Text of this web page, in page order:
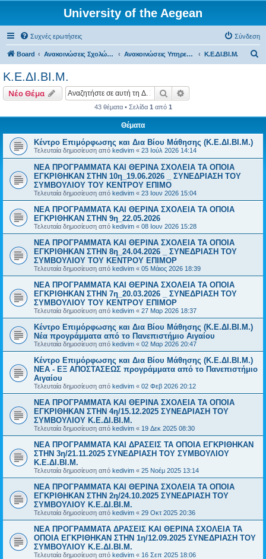
University of the Aegean
Συχνές ερωτήσεις Σύνδεση
Board Ανακοινώσεις Σχολών, Τμημάτων, Συλλόγων & Υπηρεσιών Ανακοινώσεις Υπηρεσιών Κ.Ε.ΔΙ.ΒΙ.Μ.
Κ.Ε.ΔΙ.ΒΙ.Μ.
Νέο Θέμα Αναζήτηση
43 θέματα • Σελίδα 1 από 1
Θέματα
Κέντρο Επιμόρφωσης και Δια Βίου Μάθησης (Κ.Ε.ΔΙ.ΒΙ.Μ.)
Τελευταία δημοσίευση από kedivim « 23 Ιούλ 2026 14:14
NEA ΠΡΟΓΡΑΜΜΑΤΑ ΚΑΙ ΘΕΡΙΝΑ ΣΧΟΛΕΙΑ ΤΑ ΟΠΟΙΑ
ΕΓΚΡΙΘΗΚΑΝ ΣΤΗΝ 10η_19.06.2026 _ ΣΥΝΕΔΡΙΑΣΗ ΤΟΥ
ΣΥΜΒΟΥΛΙΟΥ ΤΟΥ ΚΕΝΤΡΟΥ ΕΠΙΜΟ
Τελευταία δημοσίευση από kedivim « 23 Ιουν 2026 15:04
NEΑ ΠΡΟΓΡΑΜΜΑΤΑ ΚΑΙ ΘΕΡΙΝΑ ΣΧΟΛΕΙΑ ΤΑ ΟΠΟΙΑ
ΕΓΚΡΙΘΗΚΑΝ ΣΤΗΝ 9η_22.05.2026
Τελευταία δημοσίευση από kedivim « 08 Ιουν 2026 15:28
NEA ΠΡΟΓΡΑΜΜΑΤΑ ΚΑΙ ΘΕΡΙΝΑ ΣΧΟΛΕΙΑ ΤΑ ΟΠΟΙΑ
ΕΓΚΡΙΘΗΚΑΝ ΣΤΗΝ 8η_24.04.2026 _ ΣΥΝΕΔΡΙΑΣΗ ΤΟΥ
ΣΥΜΒΟΥΛΙΟΥ ΤΟΥ ΚΕΝΤΡΟΥ ΕΠΙΜΟΡ
Τελευταία δημοσίευση από kedivim « 05 Μάιος 2026 18:39
NEA ΠΡΟΓΡΑΜΜΑΤΑ ΚΑΙ ΘΕΡΙΝΑ ΣΧΟΛΕΙΑ ΤΑ ΟΠΟΙΑ
ΕΓΚΡΙΘΗΚΑΝ ΣΤΗΝ 7η_20.03.2026 _ ΣΥΝΕΔΡΙΑΣΗ ΤΟΥ
ΣΥΜΒΟΥΛΙΟΥ ΤΟΥ ΚΕΝΤΡΟΥ ΕΠΙΜΟΡ
Τελευταία δημοσίευση από kedivim « 27 Μαρ 2026 18:37
Κέντρο Επιμόρφωσης και Δια Βίου Μάθησης (Κ.Ε.ΔΙ.ΒΙ.Μ.)
Νέα προγράμματα από το Πανεπιστήμιο Αιγαίου
Τελευταία δημοσίευση από kedivim « 02 Μαρ 2026 20:47
Κέντρο Επιμόρφωσης και Δια Βίου Μάθησης (Κ.Ε.ΔΙ.ΒΙ.Μ.)
ΝΕΑ - ΕΞ ΑΠΟΣΤΑΣΕΩΣ προγράμματα από το Πανεπιστήμιο
Αιγαίου
Τελευταία δημοσίευση από kedivim « 02 Φεβ 2026 20:12
NEΑ ΠΡΟΓΡΑΜΜΑΤΑ ΚΑΙ ΘΕΡΙΝΑ ΣΧΟΛΕΙΑ ΤΑ ΟΠΟΙΑ
ΕΓΚΡΙΘΗΚΑΝ ΣΤΗΝ 4η/15.12.2025 ΣΥΝΕΔΡΙΑΣΗ ΤΟΥ
ΣΥΜΒΟΥΛΙΟΥ Κ.Ε.ΔΙ.ΒΙ.Μ.
Τελευταία δημοσίευση από kedivim « 19 Δεκ 2025 08:30
NEΑ ΠΡΟΓΡΑΜΜΑΤΑ ΚΑΙ ΔΡΑΣΕΙΣ ΤΑ ΟΠΟΙΑ ΕΓΚΡΙΘΗΚΑΝ
ΣΤΗΝ 3η/21.11.2025 ΣΥΝΕΔΡΙΑΣΗ ΤΟΥ ΣΥΜΒΟΥΛΙΟΥ
Κ.Ε.ΔΙ.ΒΙ.Μ.
Τελευταία δημοσίευση από kedivim « 25 Νοέμ 2025 13:14
NEΑ ΠΡΟΓΡΑΜΜΑΤΑ ΚΑΙ ΘΕΡΙΝΑ ΣΧΟΛΕΙΑ ΤΑ ΟΠΟΙΑ
ΕΓΚΡΙΘΗΚΑΝ ΣΤΗΝ 2η/24.10.2025 ΣΥΝΕΔΡΙΑΣΗ ΤΟΥ
ΣΥΜΒΟΥΛΙΟΥ Κ.Ε.ΔΙ.ΒΙ.Μ.
Τελευταία δημοσίευση από kedivim « 29 Οκτ 2025 20:36
NEΑ ΠΡΟΓΡΑΜΜΑΤΑ ΔΡΑΣΕΙΣ ΚΑΙ ΘΕΡΙΝΑ ΣΧΟΛΕΙΑ ΤΑ
ΟΠΟΙΑ ΕΓΚΡΙΘΗΚΑΝ ΣΤΗΝ 1η/12.09.2025 ΣΥΝΕΔΡΙΑΣΗ ΤΟΥ
ΣΥΜΒΟΥΛΙΟΥ Κ.Ε.ΔΙ.ΒΙ.Μ.
Τελευταία δημοσίευση από kedivim « 16 Σεπ 2025 18:06